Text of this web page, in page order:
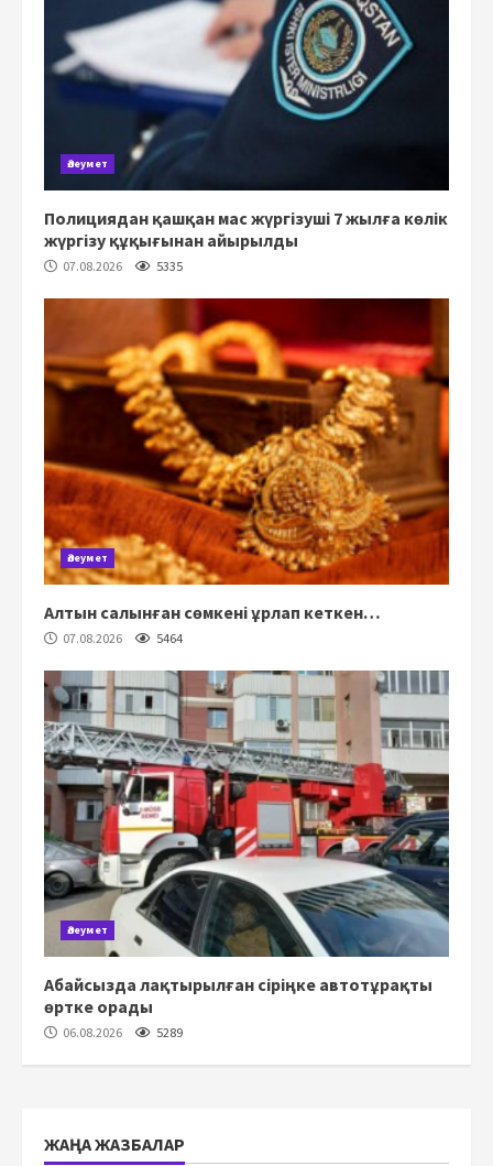
Әлеумет
Полициядан қашқан мас жүргізуші 7 жылға көлік
жүргізу құқығынан айырылды
07.08.2026 5335
Әлеумет
Алтын салынған сөмкені ұрлап кеткен…
07.08.2026 5464
Әлеумет
Абайсызда лақтырылған сіріңке автотұрақты
өртке орады
06.08.2026 5289
ЖАҢА ЖАЗБАЛАР